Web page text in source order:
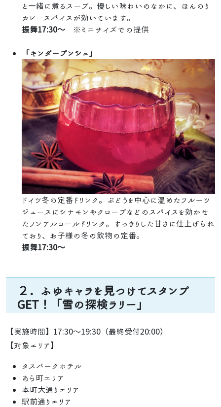
と一緒に煮るスープ。優しい味わいのなかに、ほんのり
カレースパイスが効いています。
振舞17:30～ ※ミニサイズでの提供
「キンダープンシュ」
ドイツ冬の定番ドリンク。ぶどうを中心に温めたフルーツ
ジュースにシナモンやクローブなどのスパイスを効かせ
たノンアルコールドリンク。すっきりした甘さに仕上げられ
ており、お子様の冬の飲物の定番。
振舞17:30～
２．ふゆキャラを見つけてスタンプ
GET！「雪の探検ラリー」
【実施時間】17:30～19:30（最終受付20:00）
【対象エリア】
タスパークホテル
あら町エリア
本町大通りエリア
駅前通りエリア